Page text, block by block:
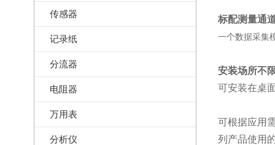
传感器
记录纸
分流器
电阻器
万用表
分析仪
标配测量通
一个数据采集
安装场所不
可安装在桌
可根据应用
列产品使用